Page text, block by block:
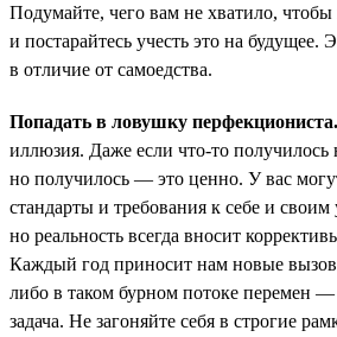
Подумайте, чего вам не хватило,
и постарайтесь учесть это на будущее.
в отличие от самоедства.
Попадать в ловушку перфекциониста.
иллюзия. Даже если что-то получилось
но получилось — это ценно. У вас
стандарты и требования к себе и своим
но реальность всегда вносит
Каждый год приносит нам новые
либо в таком бурном потоке перемен —
задача. Не загоняйте себя в строгие